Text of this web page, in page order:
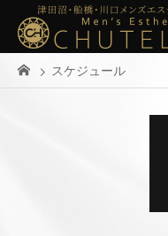
スケジュール